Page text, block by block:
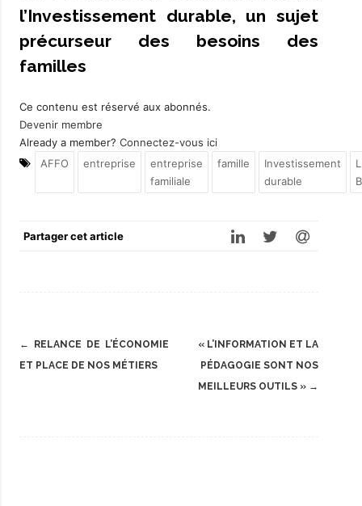
l’Investissement durable, un sujet
précurseur des besoins des
familles
Ce contenu est réservé aux abonnés.
Devenir membre
Already a member? Connectez-vous ici
AFFO
entreprise
entreprise
familiale
famille
Investissement
durable
Partager cet article
Post
navigation
←
RELANCE DE L’ÉCONOMIE
ET PLACE DE NOS MÉTIERS
« L’INFORMATION ET LA
PÉDAGOGIE SONT NOS
MEILLEURS OUTILS » →